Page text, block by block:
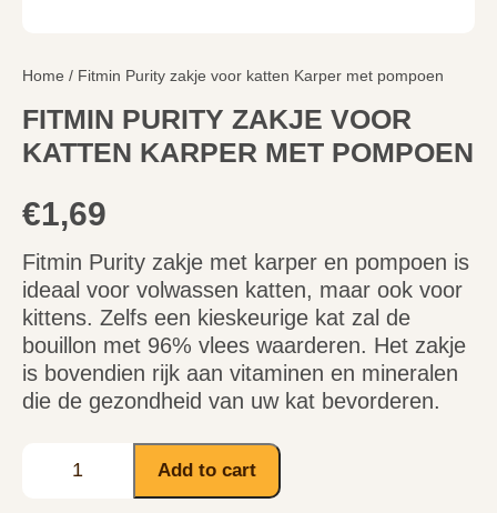
Home / Fitmin Purity zakje voor katten Karper met pompoen
FITMIN PURITY ZAKJE VOOR
KATTEN KARPER MET POMPOEN
€1,69
Fitmin Purity zakje met karper en pompoen is
ideaal voor volwassen katten, maar ook voor
kittens. Zelfs een kieskeurige kat zal de
bouillon met 96% vlees waarderen. Het zakje
is bovendien rijk aan vitaminen en mineralen
die de gezondheid van uw kat bevorderen.
Add to cart